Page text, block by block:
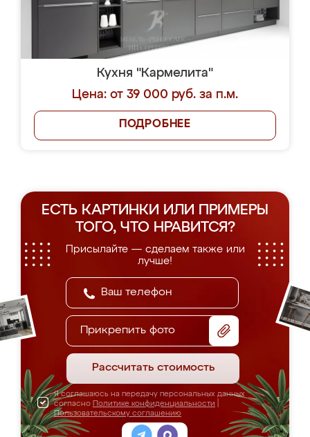
Кухня "Кармелита"
Цена: от 39 000 руб. за п.м.
ПОДРОБНЕЕ
ЕСТЬ КАРТИНКИ ИЛИ ПРИМЕРЫ
ТОГО, ЧТО НРАВИТСЯ?
Присылайте — сделаем также или
лучше!
Прикрепить фото
Рассчитать стоимость
Я соглашаюсь на передачу персональных данных
согласно Политике конфиденциальности
Пользовательскому соглашению